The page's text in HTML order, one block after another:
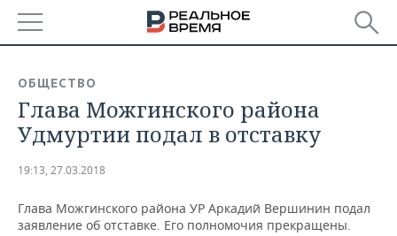
БАШКОРТОСТАН
ТАТАРСТАН
НОВОСТИ
АНАЛИТИКА
ДЕКЛАРАЦИИ О ДОХОДАХ
НОВОСТИ ЭКОНОМИКИ
ПРОМЫШЛЕННОСТЬ
ОБЩЕСТВО
Глава Можгинского района
Удмуртии подал в отставку
19:13, 27.03.2018
Глава Можгинского района УР Аркадий Вершинин подал
заявление об отставке. Его полномочия прекращены.